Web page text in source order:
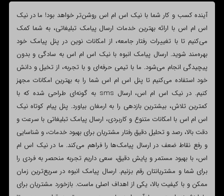
آینده کسب و کار شما با نیک اس ام اس روشن‌تر خواهد بود! ما در نیک
اس ام اس با ارائه بهترین خدمات ارسال پیامک تبلیغاتی، به شما کمک
می‌کنیم تا با تغییرات رفتار جامعه، از امکانات نوین در پنل پیامک خود
بهره‌مند شوید. ارسال پیامک انبوه با نیک اس ام اس به سادگی و بدون
پیچیدگی انجام می‌شود. ما با تیمی حرفه‌ای و با تجربه، از تخیل و دانش
خود استفاده می‌کنیم تا پنل اس ام اس شما را به بهترین امکانات مجهز
کنیم. در نیک اس ام اس، ارسال sms به گونه‌ای طراحی شده که با
کمترین تلاش، بیشترین بازدهی را به ارمغان بیاورد. پنل پیام کوتاه نیک
اس ام اس با امکانات متنوع و کاربردی، ارسال پیامک تبلیغاتی با سرعت و
دقت بالا، رصد و تحلیل دقیق رفتار مشتریان برای بهبود خدمات، و شناسایی
و رفع نقاط ضعف در ارسال پیامک‌ها را فراهم می‌کند. ما در نیک اس ام
اس، با بهبود مستمر و پایش دقیق، سعی داریم تجربه منحصر به فردی را
برای شما و مشتریانتان رقم بزنیم. ارسال پیامک انبوه در سریع‌ترین زمان
ممکن و با کیفیت بالا، یکی از اهداف اصلی ماست. بازخورد مشتریان برای